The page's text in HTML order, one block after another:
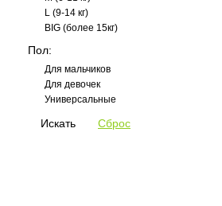
L (9-14 кг)
BIG (более 15кг)
Пол:
Для мальчиков
Для девочек
Универсальные